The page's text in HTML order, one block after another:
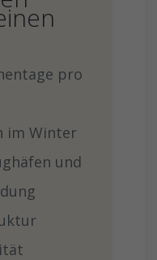
pro
im Winter
und